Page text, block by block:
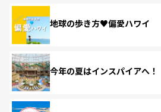
地球の歩き方♥偏愛ハワイ
今年の夏はインスパイアへ！